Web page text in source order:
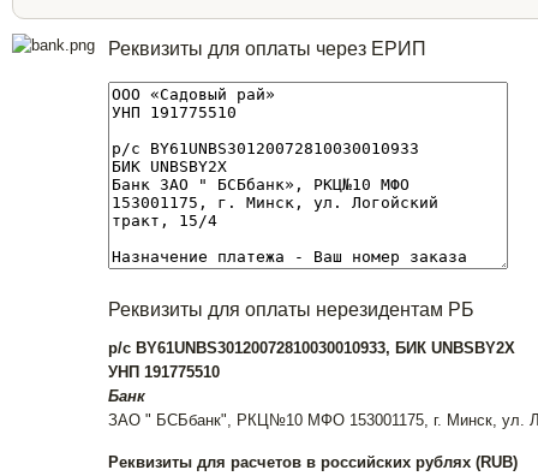
Реквизиты для оплаты через ЕРИП
Реквизиты для оплаты нерезидентам РБ
р/с BY61UNBS30120072810030010933, БИК UNBSBY2X
УНП 191775510
Банк
ЗАО " БСБбанк", РКЦ№10 МФО 153001175, г. Минск, ул.
Реквизиты для расчетов в российских рублях (RUB)